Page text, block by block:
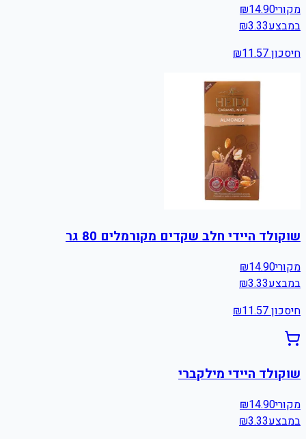
מקורי ₪14.90
במבצע
₪3.33
חיסכון ₪11.57
שוקולד היידי חלב שקדים מקורמלים 80 גר
מקורי ₪14.90
במבצע
₪3.33
חיסכון ₪11.57
שוקולד היידי מילקברי
מקורי ₪14.90
במבצע
₪3.33